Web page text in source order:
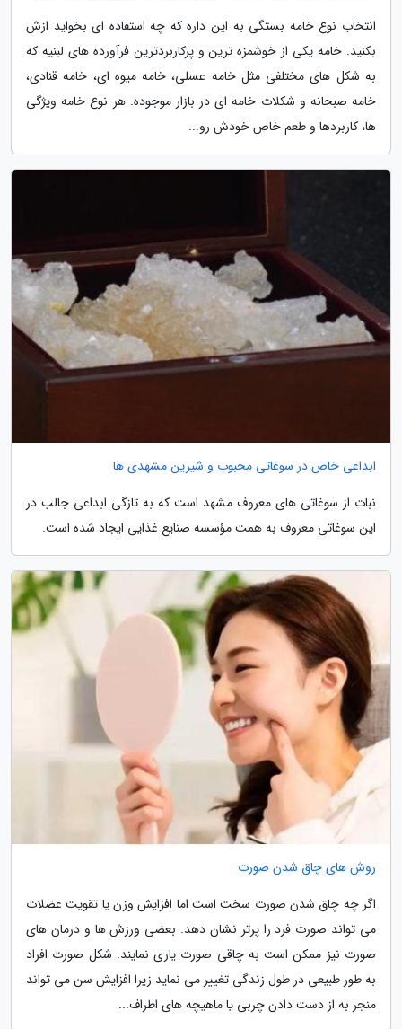
انتخاب نوع خامه بستگی به این داره که چه استفاده ای بخواید ازش
بکنید. خامه یکی از خوشمزه ترین و پرکاربردترین فرآورده های لبنیه که
به شکل های مختلفی مثل خامه عسلی، خامه میوه ای، خامه قنادی،
خامه صبحانه و شکلات خامه ای در بازار موجوده. هر نوع خامه ویژگی
ها، کاربردها و طعم خاص خودش رو...
ابداعی خاص در سوغاتی محبوب و شیرین مشهدی ها
نبات از سوغاتی های معروف مشهد است که به تازگی ابداعی جالب در
این سوغاتی معروف به همت مؤسسه صنایع غذایی ایجاد شده است.
روش های چاق شدن صورت
اگر چه چاق شدن صورت سخت است اما افزایش وزن یا تقویت عضلات
می تواند صورت فرد را پرتر نشان دهد. بعضی ورزش ها و درمان های
صورت نیز ممکن است به چاقی صورت یاری نمایند. شکل صورت افراد
به طور طبیعی در طول زندگی تغییر می نماید زیرا افزایش سن می تواند
منجر به از دست دادن چربی یا ماهیچه های اطراف...